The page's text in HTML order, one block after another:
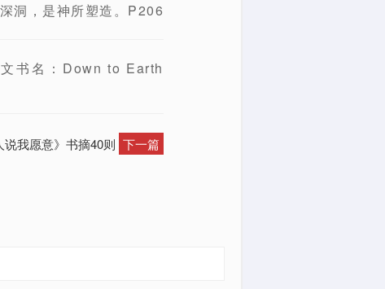
洞，是神所塑造。P206
书名：Down to Earth
我愿意》书摘40则 下一篇